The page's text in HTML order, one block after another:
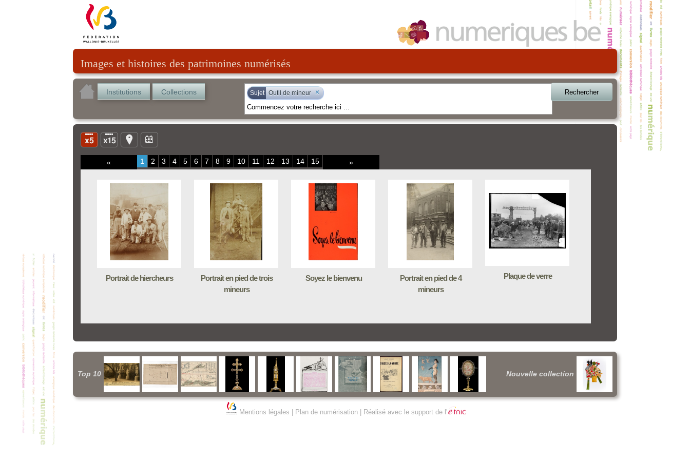
Images et histoires des patrimoines numérisés
Institutions Collections Sujet Outil de mineur × Rechercher
« 1 2 3 4 5 6 7 8 9 10 11 12 13 14 15 »
Portrait de hiercheurs
Portrait en pied de trois
mineurs
Soyez le bienvenu
Portrait en pied de 4
mineurs
Plaque de verre
Top 10 Nouvelle collection
Mentions légales Plan de numérisation| Réalisé avec le support de l'